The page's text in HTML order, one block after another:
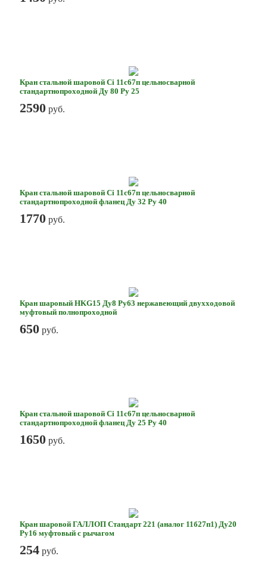
Кран стальной шаровой Ci 11с67п цельносварной
стандартнопроходной Ду 80 Ру 25
2590 руб.
Кран стальной шаровой Ci 11с67п цельносварной
стандартнопроходной фланец Ду 32 Ру 40
1770 руб.
Кран шаровый HKG15 Ду8 Ру63 нержавеющий двухходовой
муфтовый полнопроходной
650 руб.
Кран стальной шаровой Ci 11с67п цельносварной
стандартнопроходной фланец Ду 25 Ру 40
1650 руб.
Кран шаровой ГАЛЛОП Стандарт 221 (аналог 11б27п1) Ду20
Ру16 муфтовый с рычагом
254 руб.